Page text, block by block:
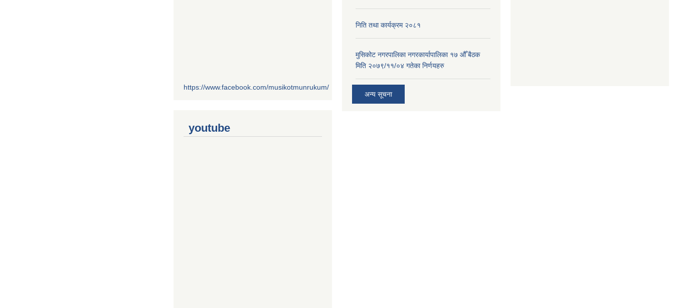
https://www.facebook.com/musikotmunrukum/
youtube
निति तथा कार्यक्रम २०८१
मुसिकोट नगरपालिका नगरकार्यापालिका १७ औँ बैठक
मिति २०७९/११/०४ गतेका निर्णयहरु
अन्य सूचना